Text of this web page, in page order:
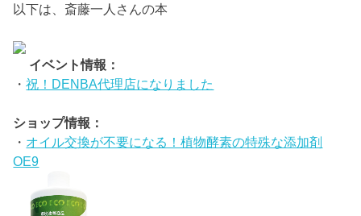
以下は、斎藤一人さんの本
イベント情報：
・祝！DENBA代理店になりました
ショップ情報：
・ オイル交換が不要になる！植物酵素の特殊な添加剤
OE9